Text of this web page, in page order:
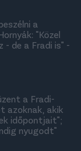
a
"Közel
- de a Fradi is" -
a Fradi-
azoknak, akik
időpontjait";
nyugodt"